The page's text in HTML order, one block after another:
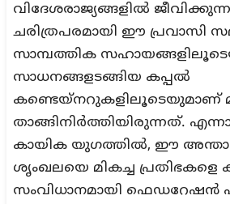
വിദേശരാജ്യങ്ങളിൽ
ചരിത്രപരമായി ഈ പ്രവാസി
സാമ്പത്തിക
സാധനങ്ങളടങ്ങിയ കപ്പൽ
കണ്ടെയ്നറുകളിലൂടെയുമാണ്
താങ്ങിനിർത്തിയിരുന്നത്.
കായിക യുഗത്തിൽ, ഈ
ശൃംഖലയെ മികച്ച പ്രതിഭകളെ
സംവിധാനമായി ഫെഡറേഷൻ